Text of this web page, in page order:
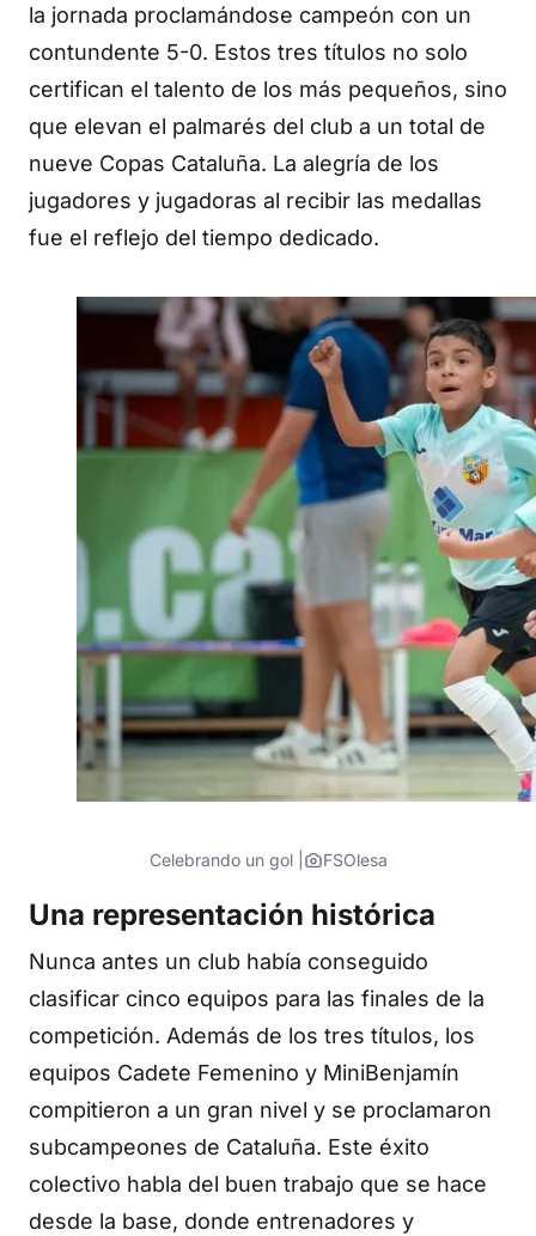
la jornada proclamándose campeón con un
contundente 5-0. Estos tres títulos no solo
certifican el talento de los más pequeños, sino
que elevan el palmarés del club a un total de
nueve Copas Cataluña. La alegría de los
jugadores y jugadoras al recibir las medallas
fue el reflejo del tiempo dedicado.
Celebrando un gol | FSOlesa
Una representación histórica
Nunca antes un club había conseguido
clasificar cinco equipos para las finales de la
competición. Además de los tres títulos, los
equipos Cadete Femenino y MiniBenjamín
compitieron a un gran nivel y se proclamaron
subcampeones de Cataluña. Este éxito
colectivo habla del buen trabajo que se hace
desde la base, donde entrenadores y